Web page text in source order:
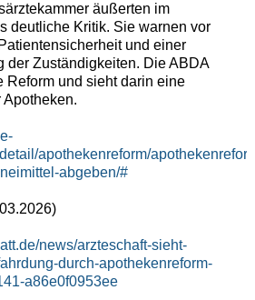
äußerten im
deutliche Kritik. Sie warnen vor
und einer
der Zuständigkeiten. Die ABDA
Reform und sieht darin eine
apothekenreform/
abgeben/#
news/arzteschaft-sieht-
durch-apothekenreform-
a86e0f0953ee